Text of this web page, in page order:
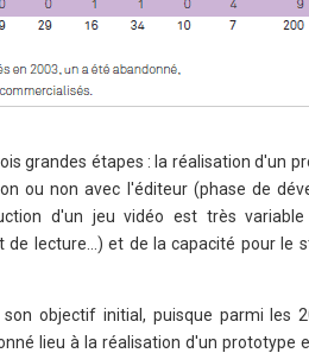
grandes étapes : la réalisation d'un
ou non avec l'éditeur (phase de
d'un jeu vidéo est très
lecture…) et de la capacité pour le
son objectif initial, puisque parmi les
lieu à la réalisation d'un prototype